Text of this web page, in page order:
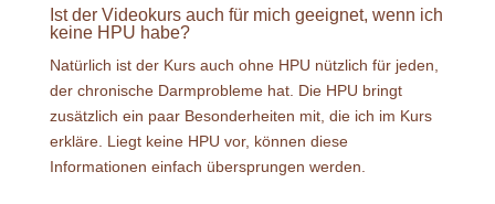
Ist der Videokurs auch für mich geeignet, wenn ich
keine HPU habe?
Natürlich ist der Kurs auch ohne HPU nützlich für jeden,
der chronische Darmprobleme hat. Die HPU bringt
zusätzlich ein paar Besonderheiten mit, die ich im Kurs
erkläre. Liegt keine HPU vor, können diese
Informationen einfach übersprungen werden.